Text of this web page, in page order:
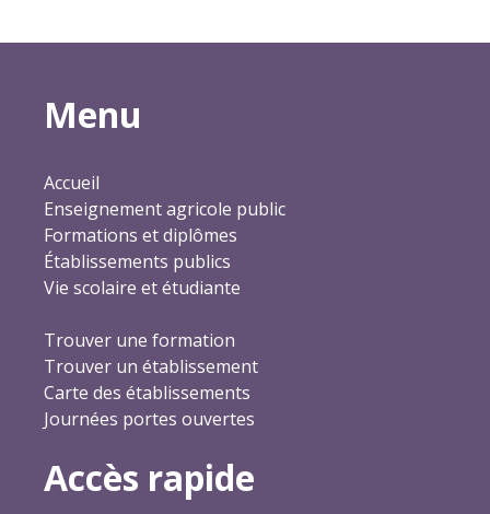
Menu
Accueil
Enseignement agricole public
Formations et diplômes
Établissements publics
Vie scolaire et étudiante
Trouver une formation
Trouver un établissement
Carte des établissements
Journées portes ouvertes
Accès rapide